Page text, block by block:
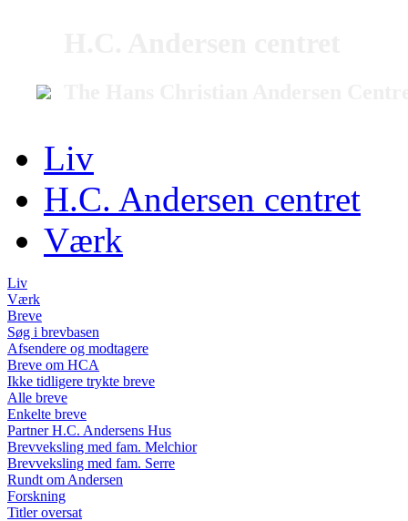
Liv
H.C. Andersen centret
Værk
Liv
Værk
Breve
Søg i brevbasen
Afsendere og modtagere
Breve om HCA
Ikke tidligere trykte breve
Alle breve
Enkelte breve
Partner H.C. Andersens Hus
Brevveksling med fam. Melchior
Brevveksling med fam. Serre
Rundt om Andersen
Forskning
Titler oversat